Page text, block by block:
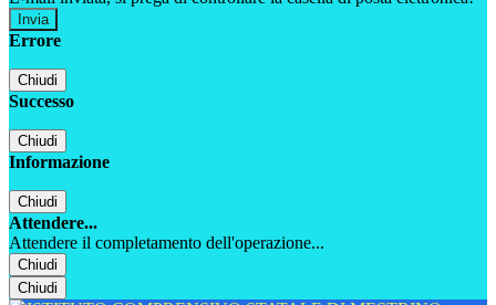
Errore
Chiudi
Successo
Chiudi
Informazione
Chiudi
Attendere...
Attendere il completamento dell'operazione...
Chiudi
Chiudi